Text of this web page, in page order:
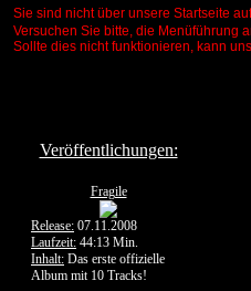
Sie sind nicht über unsere Startseite
Versuchen Sie bitte, die Menüführung
Sollte dies nicht funktionieren, kann
Veröffentlichungen:
Fragile
Release: 07.11.2008
Laufzeit: 44:13 Min.
Inhalt: Das erste offizielle
Album mit 10 Tracks!